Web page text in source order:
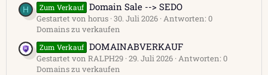
H Zum Verkauf Domain Sale --> SEDO
Gestartet von horus 30. Juli 2026 Antworten: 0
Domains zu verkaufen
Zum Verkauf DOMAINABVERKAUF
Gestartet von RALPH29 29. Juli 2026 Antworten: 0
Domains zu verkaufen